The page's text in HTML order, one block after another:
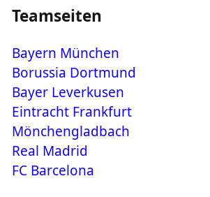
Teamseiten
Bayern München
Borussia Dortmund
Bayer Leverkusen
Eintracht Frankfurt
Mönchengladbach
Real Madrid
FC Barcelona